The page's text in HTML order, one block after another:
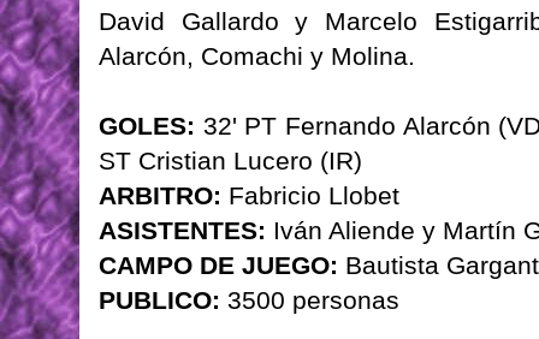
David Gallardo y Marcelo
Alarcón, Comachi y Molina.
GOLES: 32' PT Fernando Alarcón
ST Cristian Lucero (IR)
ARBITRO: Fabricio Llobet
ASISTENTES: Iván Aliende y Martín
CAMPO DE JUEGO: Bautista
PUBLICO: 3500 personas